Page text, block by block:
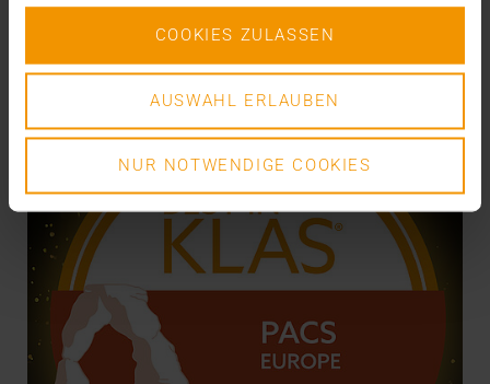
COOKIES ZULASSEN
AUSWAHL ERLAUBEN
NUR NOTWENDIGE COOKIES